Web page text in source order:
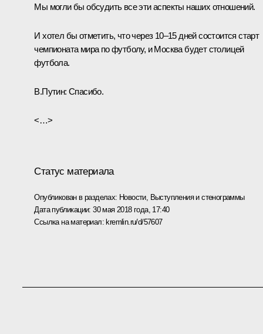
Мы могли бы обсудить все эти аспекты наших отношений.
И хотел бы отметить, что через 10–15 дней состоится старт
чемпионата мира по футболу, и Москва будет столицей
футбола.
В.Путин: Спасибо.
<…>
Статус материала
Опубликован в разделах: Новости, Выступления и стенограммы
Дата публикации:30 мая 2018 года, 17:40
Ссылка на материал: kremlin.ru/d/57607